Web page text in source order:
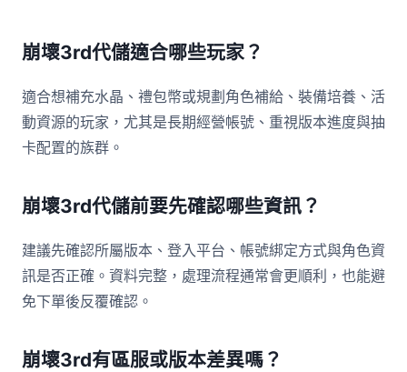
崩壞3rd代儲適合哪些玩家？
適合想補充水晶、禮包幣或規劃角色補給、裝備培養、活
動資源的玩家，尤其是長期經營帳號、重視版本進度與抽
卡配置的族群。
崩壞3rd代儲前要先確認哪些資訊？
建議先確認所屬版本、登入平台、帳號綁定方式與角色資
訊是否正確。資料完整，處理流程通常會更順利，也能避
免下單後反覆確認。
崩壞3rd有區服或版本差異嗎？